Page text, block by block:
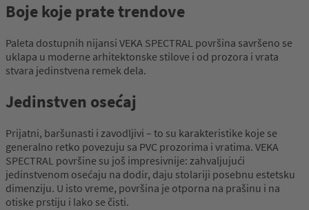
Boje koje prate trendove
Paleta dostupnih nijansi VEKA SPECTRAL površina savršeno se
uklapa u moderne arhitektonske stilove i od prozora i vrata
stvara jedinstvena remek dela.
Jedinstven osećaj
Prijatni, baršunasti i zavodljivi – to su karakteristike koje se
generalno retko povezuju sa PVC prozorima i vratima. VEKA
SPECTRAL površine su još impresivnije: zahvaljujući
jedinstvenom osećaju na dodir, daju stolariji posebnu estetsku
dimenziju. U isto vreme, površina je otporna na prašinu i na
otiske prstiju i lako se čisti.